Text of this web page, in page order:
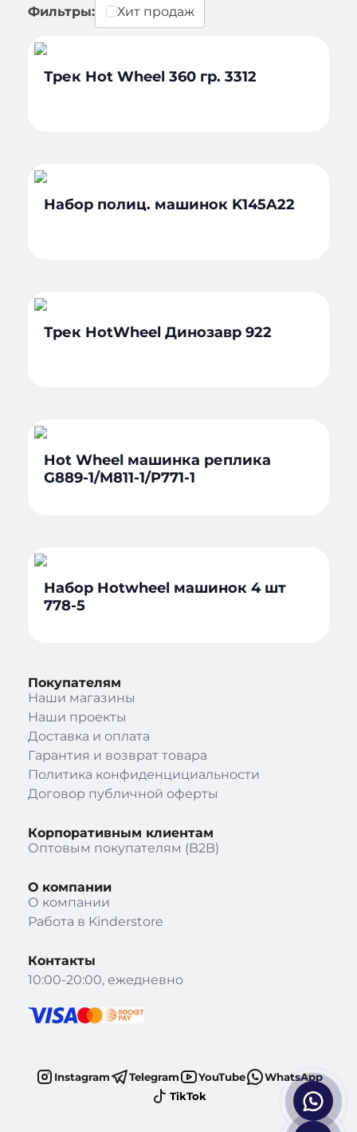
Фильтры: Хит продаж
Трек Hot Wheel 360 гр. 3312
Набор полиц. машинок K145A22
Трек HotWheel Динозавр 922
Hot Wheel машинка реплика
G889-1/M811-1/P771-1
Набор Hotwheel машинок 4 шт
778-5
Покупателям
Наши магазины
Наши проекты
Доставка и оплата
Гарантия и возврат товара
Политика конфиденцициальности
Договор публичной оферты
Корпоративным клиентам
Оптовым покупателям (B2B)
О компании
О компании
Работа в Kinderstore
Контакты
10:00-20:00, ежедневно
Instagram Telegram YouTube
WhatsApp
TikTok